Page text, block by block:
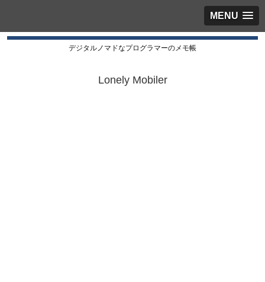
MENU
デジタルノマドなプログラマーのメモ帳
Lonely Mobiler